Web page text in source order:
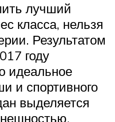
лучший
класса, нельзя
Результатом
году
идеальное
и спортивного
выделяется